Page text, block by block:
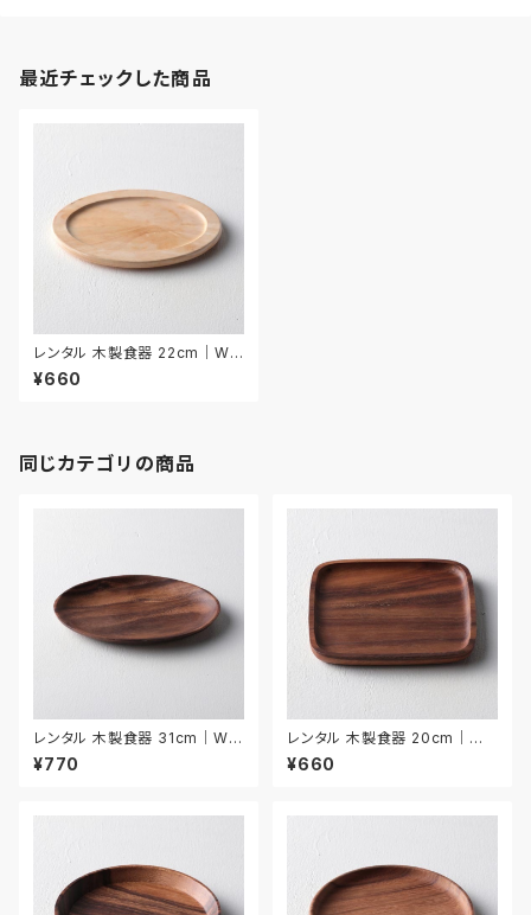
最近チェックした商品
レンタル 木製食器 22cm｜WO
O008
¥660
同じカテゴリの商品
レンタル 木製食器 31cm｜WO
O011
¥770
レンタル 木製食器 20cm｜WO
O012
¥660